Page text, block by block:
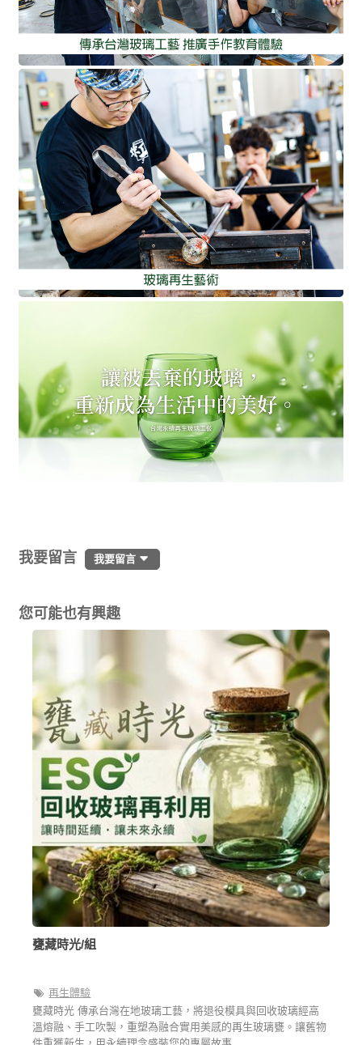
我要留言 我要留言
您可能也有興趣
甕藏時光/組
再生體驗
甕藏時光 傳承台灣在地玻璃工藝，將退役模具與回收玻璃經高
溫熔融、手工吹製，重塑為融合實用美感的再生玻璃甕。讓舊物